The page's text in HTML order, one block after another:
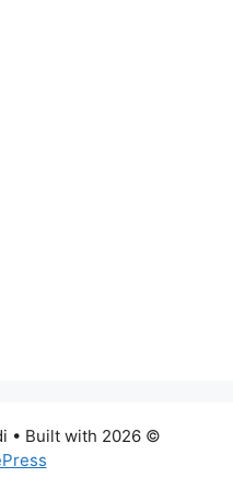
© 2026 Abdulaziz Al Rashdi
• Built with